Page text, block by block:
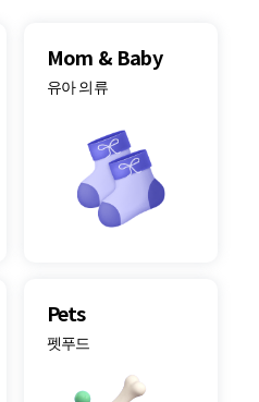
Mom & Baby
유아 의류
Pets
펫푸드